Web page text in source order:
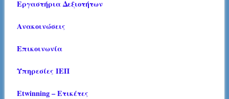
Εργαστήρια Δεξιοτήτων
Ανακοινώσεις
Επικοινωνία
Υπηρεσίες ΙΕΠ
Etwinning – Ετικέτες